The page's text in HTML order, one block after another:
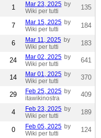
1 Mar 23, 2025 by
Wiki per tutti
135
7 Mar 15, 2025 by
Wiki per tutti
184
6 Mar 11, 2025 by
Wiki per tutti
183
24 Mar 02, 2025 by
Wiki per tutti
641
14 Mar 01, 2025 by
Wiki per tutti
370
29 Feb 25, 2025 by
itawikinostra
409
4 Feb 23, 2025 by
Wiki per tutti
189
0 Feb 05, 2025 by
Wiki per tutti
124